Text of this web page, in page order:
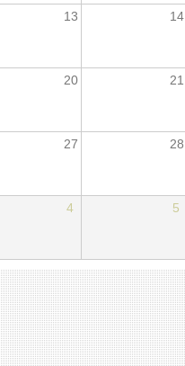
13 14
20 21
27 28
4 5